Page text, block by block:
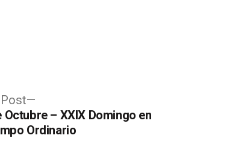
post:
Octubre – XXIX Domingo en
Ordinario